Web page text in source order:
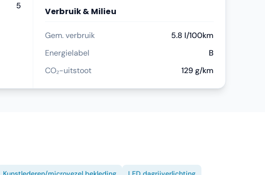
5
Verbruik & Milieu
Gem. verbruik
5.8 l/100km
Energielabel
B
CO₂-uitstoot
129 g/km